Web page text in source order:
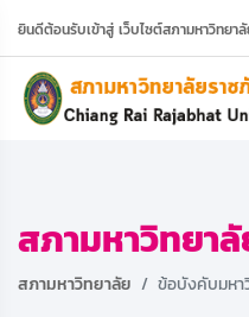
ยินดีต้อนรับเข้าสู่ เว็บไซต์สภามหาวิทยา
สภามหาวิทยา
สภามหาวิทยาลัย ข้อบังคับมหา